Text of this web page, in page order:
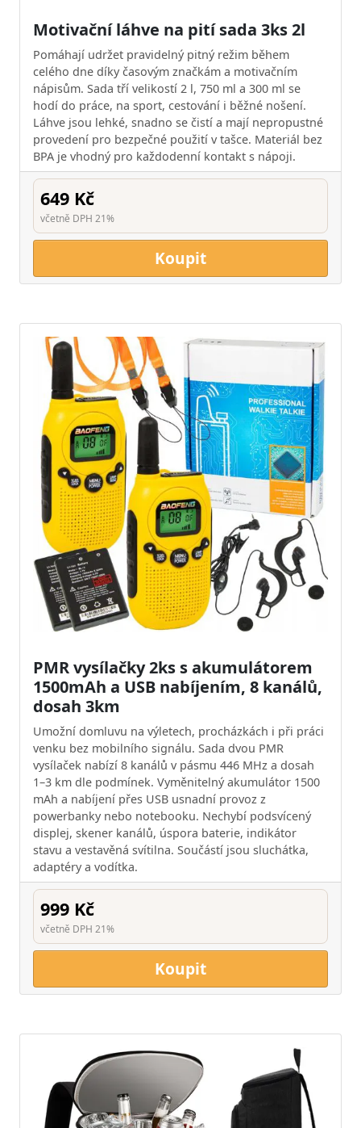
Motivační láhve na pití sada 3ks 2l
Pomáhají udržet pravidelný pitný režim během
celého dne díky časovým značkám a motivačním
nápisům. Sada tří velikostí 2 l, 750 ml a 300 ml se
hodí do práce, na sport, cestování i běžné nošení.
Láhve jsou lehké, snadno se čistí a mají nepropustné
provedení pro bezpečné použití v tašce. Materiál bez
BPA je vhodný pro každodenní kontakt s nápoji.
649 Kč
včetně DPH 21%
Koupit
PMR vysílačky 2ks s akumulátorem
1500mAh a USB nabíjením, 8 kanálů,
dosah 3km
Umožní domluvu na výletech, procházkách i při práci
venku bez mobilního signálu. Sada dvou PMR
vysílaček nabízí 8 kanálů v pásmu 446 MHz a dosah
1–3 km dle podmínek. Vyměnitelný akumulátor 1500
mAh a nabíjení přes USB usnadní provoz z
powerbanky nebo notebooku. Nechybí podsvícený
displej, skener kanálů, úspora baterie, indikátor
stavu a vestavěná svítilna. Součástí jsou sluchátka,
adaptéry a vodítka.
999 Kč
včetně DPH 21%
Koupit